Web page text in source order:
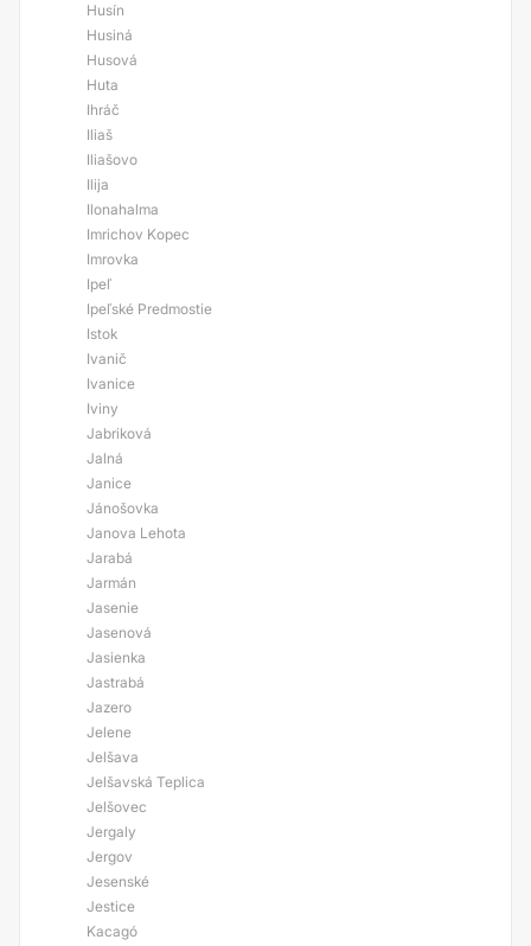
Husín
Husiná
Husová
Huta
Ihráč
Iliaš
Iliašovo
Ilija
Ilonahalma
Imrichov Kopec
Imrovka
Ipeľ
Ipeľské Predmostie
Istok
Ivanič
Ivanice
Iviny
Jabriková
Jalná
Janice
Jánošovka
Janova Lehota
Jarabá
Jarmán
Jasenie
Jasenová
Jasienka
Jastrabá
Jazero
Jelene
Jelšava
Jelšavská Teplica
Jelšovec
Jergaly
Jergov
Jesenské
Jestice
Kacagó